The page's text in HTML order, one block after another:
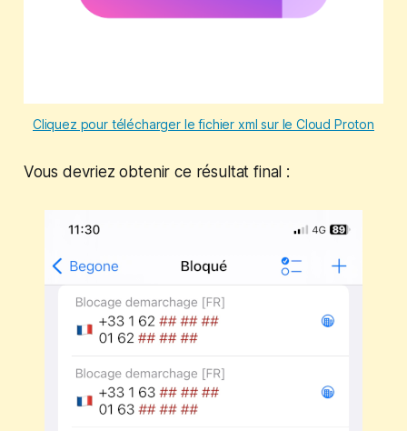
Cliquez pour télécharger le fichier xml sur le Cloud Proton
Vous devriez obtenir ce résultat final :